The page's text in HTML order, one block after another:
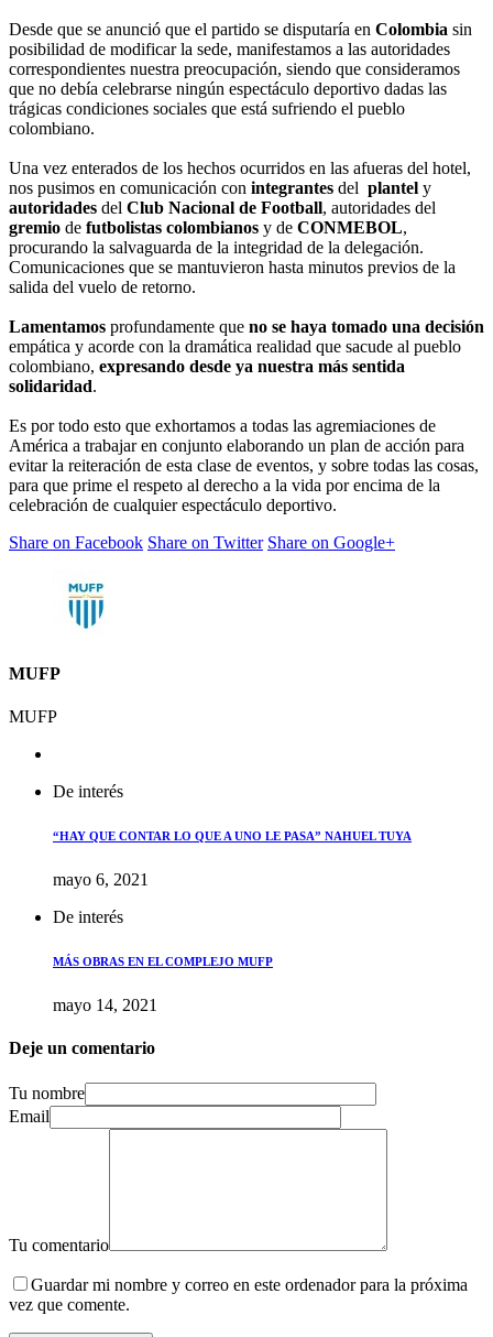
Desde que se anunció que el partido se disputaría en Colombia sin
posibilidad de modificar la sede, manifestamos a las autoridades
correspondientes nuestra preocupación, siendo que consideramos
que no debía celebrarse ningún espectáculo deportivo dadas las
trágicas condiciones sociales que está sufriendo el pueblo
colombiano.
Una vez enterados de los hechos ocurridos en las afueras del hotel,
nos pusimos en comunicación con integrantes del plantel y
autoridades del Club Nacional de Football, autoridades del
gremio de futbolistas colombianos y de CONMEBOL,
procurando la salvaguarda de la integridad de la delegación.
Comunicaciones que se mantuvieron hasta minutos previos de la
salida del vuelo de retorno.
Lamentamos profundamente que no se haya tomado una decisión
empática y acorde con la dramática realidad que sacude al pueblo
colombiano, expresando desde ya nuestra más sentida
solidaridad.
Es por todo esto que exhortamos a todas las agremiaciones de
América a trabajar en conjunto elaborando un plan de acción para
evitar la reiteración de esta clase de eventos, y sobre todas las cosas,
para que prime el respeto al derecho a la vida por encima de la
celebración de cualquier espectáculo deportivo.
Share on Facebook Share on Twitter Share on Google+
MUFP
MUFP
De interés
“HAY QUE CONTAR LO QUE A UNO LE PASA” NAHUEL TUYA
mayo 6, 2021
De interés
MÁS OBRAS EN EL COMPLEJO MUFP
mayo 14, 2021
Deje un comentario
Tu nombre
Email
Tu comentario
Guardar mi nombre y correo en este ordenador para la próxima
vez que comente.